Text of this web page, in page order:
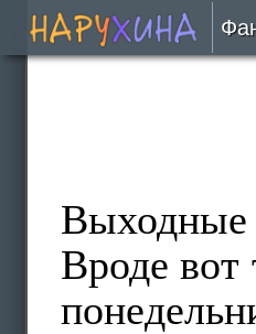
Выходные
Вроде вот